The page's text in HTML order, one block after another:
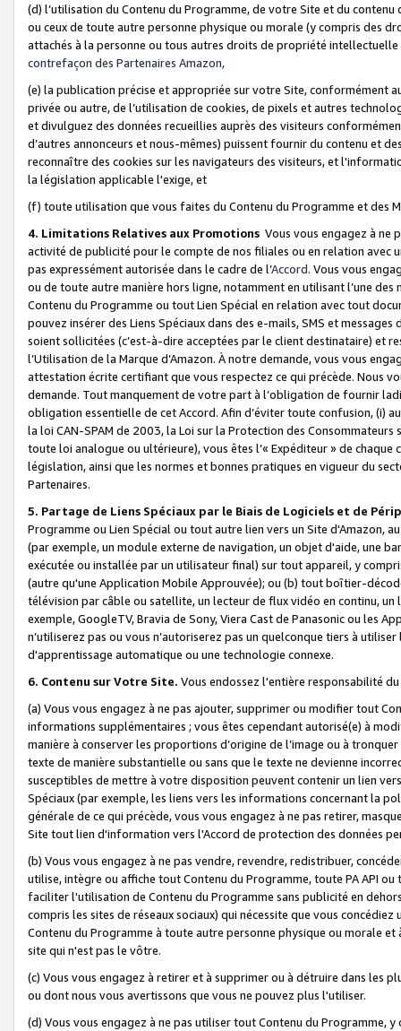
(d) l’utilisation du Contenu du Programme, de votre Site et du
ou ceux de toute autre personne physique ou morale (y compris des
attachés à la personne ou tous autres droits de propriété
contrefaçon des Partenaires Amazon,
(e) la publication précise et appropriée sur votre Site, conformément
privée ou autre, de l’utilisation de cookies, de pixels et autres
et divulguez des données recueillies auprès des visiteurs
d’autres annonceurs et nous-mêmes) puissent fournir du contenu et
reconnaître des cookies sur les navigateurs des visiteurs, et
la législation applicable l'exige, et
(f) toute utilisation que vous faites du Contenu du Programme et des
4. Limitations Relatives aux Promotions Vous vous engagez à ne
activité de publicité pour le compte de nos filiales ou en relation avec
pas expressément autorisée dans le cadre de l’Accord. Vous vous
ou de toute autre manière hors ligne, notamment en utilisant l’une
Contenu du Programme ou tout Lien Spécial en relation avec tout
pouvez insérer des Liens Spéciaux dans des e-mails, SMS et
soient sollicitées (c’est-à-dire acceptées par le client destinataire) et
l’Utilisation de la Marque d’Amazon. À notre demande, vous vous
attestation écrite certifiant que vous respectez ce qui précède. Nous
demande. Tout manquement de votre part à l’obligation de fournir
obligation essentielle de cet Accord. Afin d’éviter toute confusion, (i)
la loi CAN-SPAM de 2003, la Loi sur la Protection des
toute loi analogue ou ultérieure), vous êtes l’« Expéditeur » de
législation, ainsi que les normes et bonnes pratiques en vigueur du
Partenaires.
5. Partage de Liens Spéciaux par le Biais de Logiciels et de
Programme ou Lien Spécial ou tout autre lien vers un Site d'Amazon,
(par exemple, un module externe de navigation, un objet d'aide, une
exécutée ou installée par un utilisateur final) sur tout appareil, y
(autre qu'une Application Mobile Approuvée); ou (b) tout boîtier-
télévision par câble ou satellite, un lecteur de flux vidéo en continu,
exemple, GoogleTV, Bravia de Sony, Viera Cast de Panasonic ou les
n’utiliserez pas ou vous n’autoriserez pas un quelconque tiers à
d'apprentissage automatique ou une technologie connexe.
6. Contenu sur Votre Site. Vous endossez l'entière responsabilité
(a) Vous vous engagez à ne pas ajouter, supprimer ou modifier tout
informations supplémentaires ; vous êtes cependant autorisé(e) à
manière à conserver les proportions d’origine de l’image ou à
texte de manière substantielle ou sans que le texte ne devienne
susceptibles de mettre à votre disposition peuvent contenir un lien
Spéciaux (par exemple, les liens vers les informations concernant la
générale de ce qui précède, vous vous engagez à ne pas retirer,
Site tout lien d'information vers l'Accord de protection des données
(b) Vous vous engagez à ne pas vendre, revendre, redistribuer,
utilise, intègre ou affiche tout Contenu du Programme, toute PA API
faciliter l'utilisation de Contenu du Programme sans publicité en
compris les sites de réseaux sociaux) qui nécessite que vous
Contenu du Programme à toute autre personne physique ou morale
site qui n'est pas le vôtre.
(c) Vous vous engagez à retirer et à supprimer ou à détruire dans les
ou dont nous vous avertissons que vous ne pouvez plus l'utiliser.
(d) Vous vous engagez à ne pas utiliser tout Contenu du Programme,